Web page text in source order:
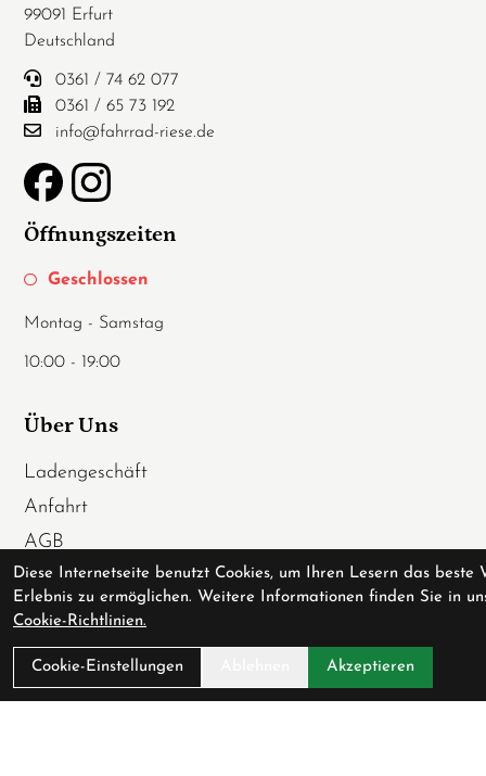
99091 Erfurt
Deutschland
0361 / 74 62 077
0361 / 65 73 192
info@fahrrad-riese.de
Öffnungszeiten
Geschlossen
Montag - Samstag
10:00 - 19:00
Über Uns
Ladengeschäft
Anfahrt
AGB
Datenschutz
Impressum
Service
Diese Internetseite benutzt Cookies, um Ihren Lesern das beste
Erlebnis zu ermöglichen. Weitere Informationen finden Sie in
Cookie-Richtlinien.
Cookie-Einstellungen Akzeptieren